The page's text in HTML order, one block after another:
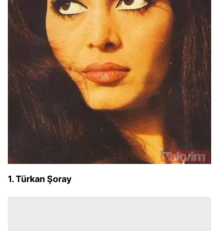
1. Türkan Şoray